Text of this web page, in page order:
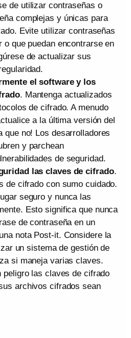
de utilizar contraseñas o
complejas y únicas para
Evite utilizar contraseñas
o que puedan encontrarse en
de actualizar sus
el software y los
. Mantenga actualizados
de cifrado. A menudo
a la última versión del
que no! Los desarrolladores
y parchean
de seguridad.
las claves de cifrado.
de cifrado con sumo cuidado.
seguro y nunca las
Esto significa que nunca
de contraseña en un
nota Post-it. Considere la
un sistema de gestión de
si maneja varias claves.
peligro las claves de cifrado
archivos cifrados sean